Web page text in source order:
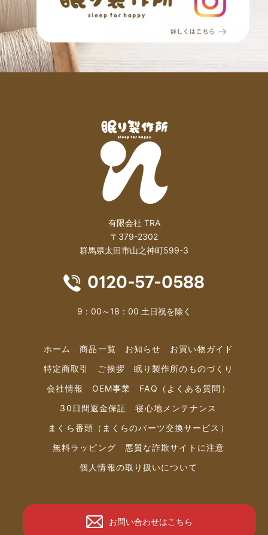
有限会社 TRA
〒379-2302
群馬県太田市山之神町599-3
0120-57-0588
9：00～18：00 土日祝を除く
ホーム 商品⼀覧 お知らせ
お買い物ガイド
特定商取引
ご挨拶
眠り製作所のものづくり
会社情報
OEM事業
FAQ（よくある質問）
30日間返金保証
寝心地メンテナンス
まくら番頭（まくらのパーツ交換サービス）
無料ラッピング
悪質な詐欺サイトに注意
個人情報の取り扱いについて
お問い合わせはこちら